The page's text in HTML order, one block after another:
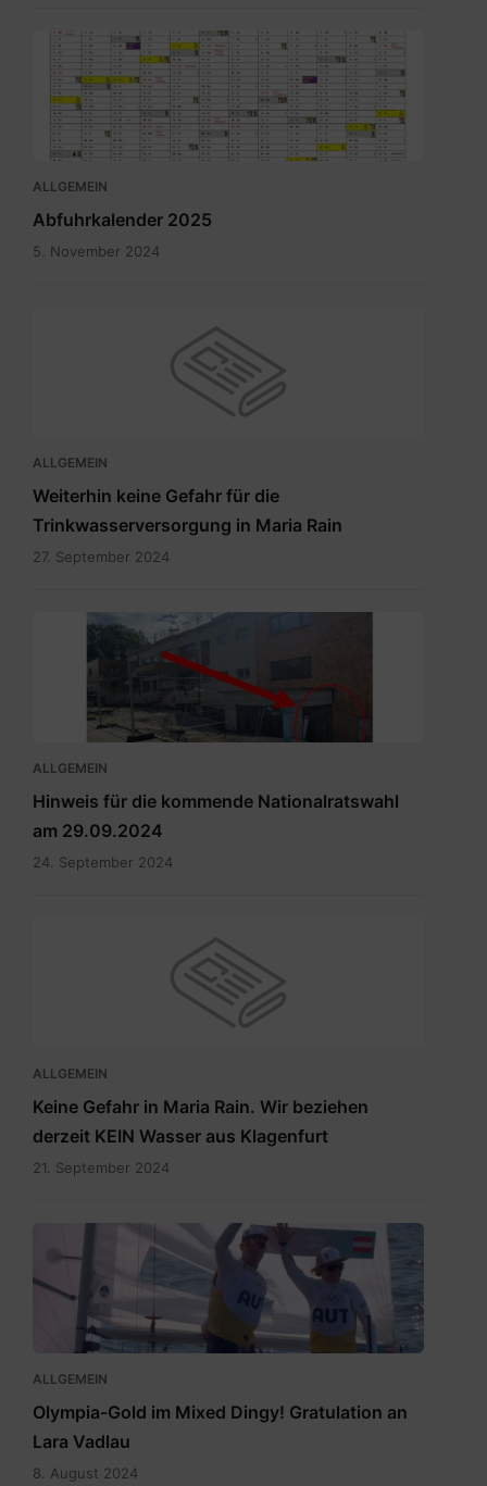
Abfuhrkalender
2025.pdf
ALLGEMEIN
Abfuhrkalender 2025
5. November 2024
ALLGEMEIN
Weiterhin keine Gefahr für die
Trinkwasserversorgung in Maria Rain
27. September 2024
Eingang
Wahllokal.pdf
ALLGEMEIN
Hinweis für die kommende Nationalratswahl
am 29.09.2024
24. September 2024
ALLGEMEIN
Keine Gefahr in Maria Rain. Wir beziehen
derzeit KEIN Wasser aus Klagenfurt
21. September 2024
Siegerpose.png
ALLGEMEIN
Olympia-Gold im Mixed Dingy! Gratulation an
Lara Vadlau
8. August 2024